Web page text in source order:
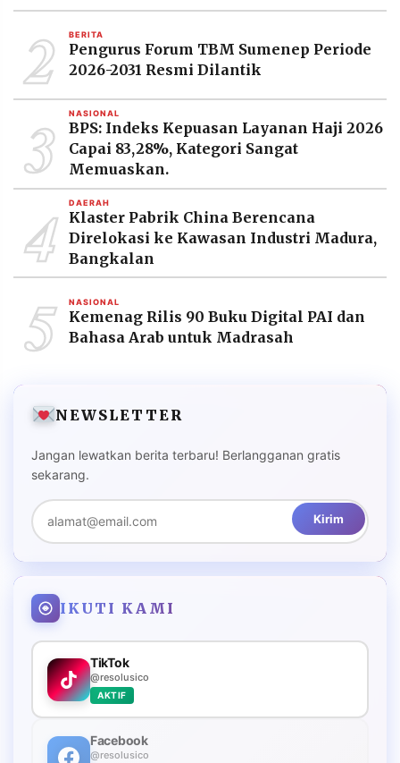
2 BERITA
Pengurus Forum TBM Sumenep Periode
2026-2031 Resmi Dilantik
3 NASIONAL
BPS: Indeks Kepuasan Layanan Haji 2026
Capai 83,28%, Kategori Sangat
Memuaskan.
4 DAERAH
Klaster Pabrik China Berencana
Direlokasi ke Kawasan Industri Madura,
Bangkalan
5 NASIONAL
Kemenag Rilis 90 Buku Digital PAI dan
Bahasa Arab untuk Madrasah
NEWSLETTER
Jangan lewatkan berita terbaru! Berlangganan gratis
sekarang.
Kirim
IKUTI KAMI
TikTok
@resolusico
AKTIF
Facebook
@resolusico